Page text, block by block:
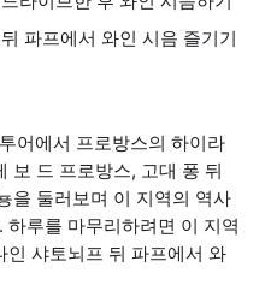
파프에서 와인 시음 즐기기
어에서 프로방스의 하이라
보 드 프로방스, 고대 퐁 뒤
을 둘러보며 이 지역의 역사
루를 마무리하려면 이 지역
샤토뇌프 뒤 파프에서 와